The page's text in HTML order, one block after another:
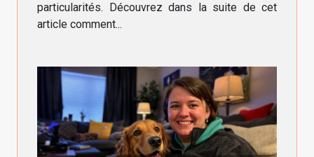
particularités. Découvrez dans la suite de cet
article comment...